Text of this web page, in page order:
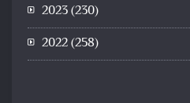
2023(230)
2022(258)